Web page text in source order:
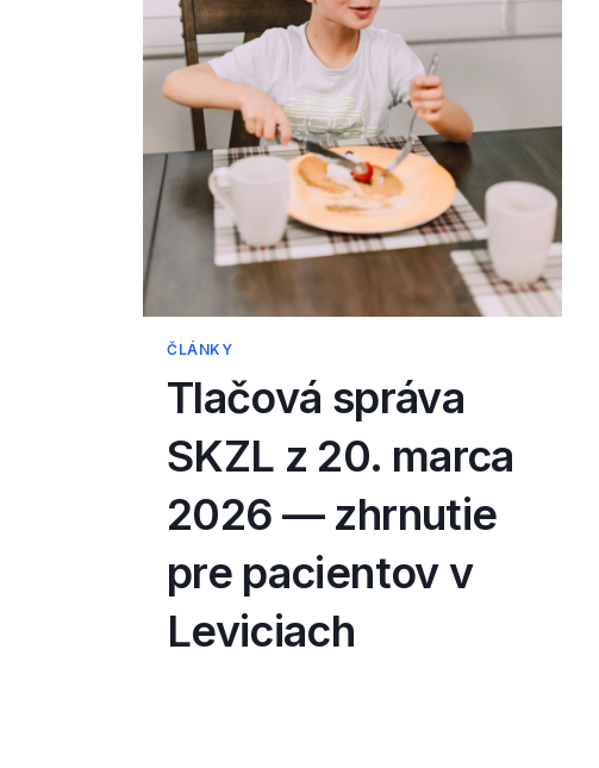
ČLÁNKY
Tlačová správa
SKZL z 20. marca
2026 — zhrnutie
pre pacientov v
Leviciach